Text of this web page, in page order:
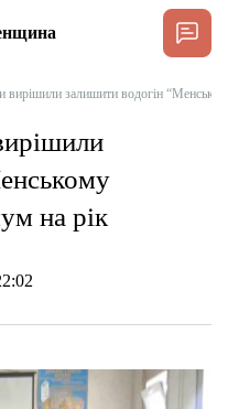
вирішили залишити водогін
на рік